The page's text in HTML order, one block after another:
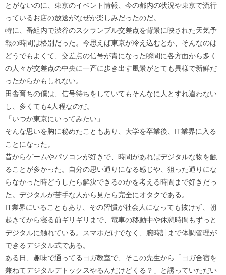
とがないのに、東京のイベント情報、今の都内の状況や東京で流行
っているお店の放送がなぜか楽しみだったのだ。
特に、番組内で渋谷のスクランブル交差点を背景に映された天気予
報の時間は格別だった。今思えば東京が冷え込むとか、そんなのは
どうでもよくて、交差点の信号が青になった瞬間に各方面から多く
の人々が交差点の中央に一斉に歩き出す風景がとても異様で新鮮だ
ったからかもしれない。
田舎育ちの僕は、信号待ちをしていてもそんなに人とすれ違わない
し、多くても4人程なのだ。
「いつか東京にいってみたい」
そんな思いを胸に秘めたこともあり、大学を卒業後、IT業界に入る
ことになった。
昔からゲームやパソコンが好きで、時間があればデジタルな物を触
ることが多かった。自分の思い通りになる感じや、狙った通りにな
らなかった時どうしたら解決できるのかを考える時間まで好きだっ
た。デジタルが苦手な人から見たら完全にオタクである。
IT業界にいることもあり、その習慣が社会人になっても抜けず、朝
起きてから寝る前ギリギリまで、電車の移動中や休憩時間もずっと
デジタルに触れている。スマホだけでなく、腕時計まで体調管理が
できるデジタル式である。
ある日、趣味で通ってるヨガ教室で、そこの先生から「ヨガ合宿を
兼ねてデジタルデトックスやるんだけどくる？」と誘っていただい